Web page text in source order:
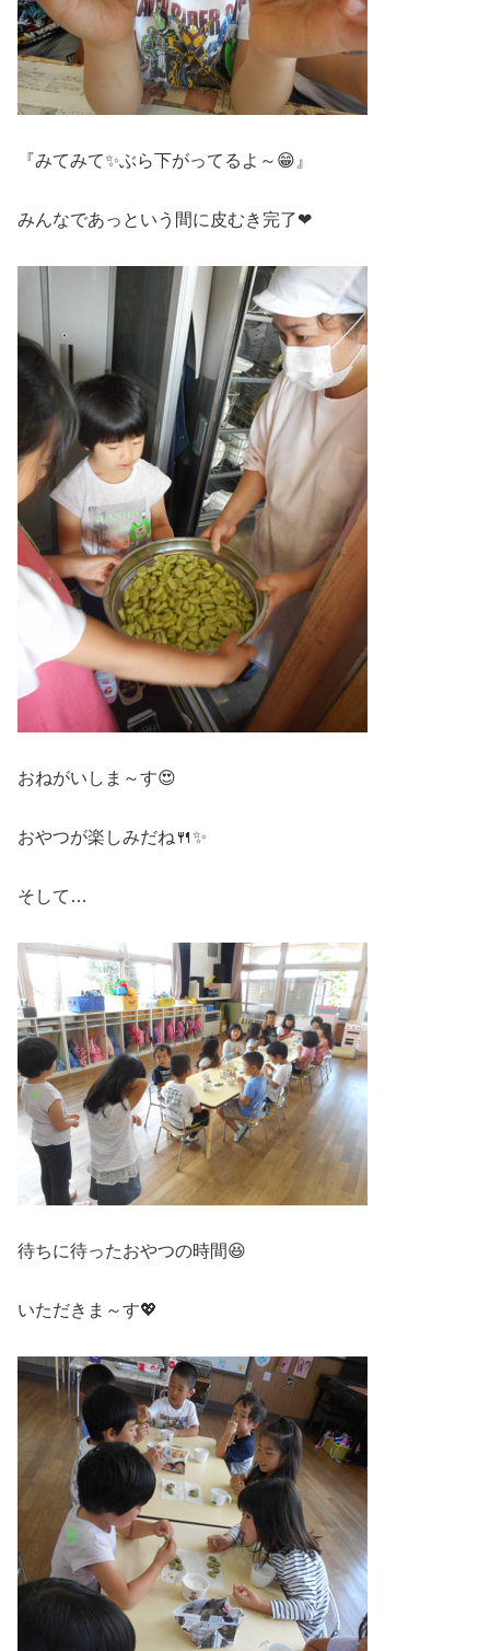
『みてみて✨ぶら下がってるよ～😁』
みんなであっという間に皮むき完了❤
おねがいしま～す😍
おやつが楽しみだね🍴✨
そして…
待ちに待ったおやつの時間😆
いただきま～す💖